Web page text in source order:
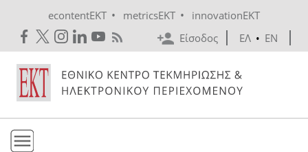
econtentEKT • metricsEKT •
innovationEKT
Είσοδος
ΕΛ • EN